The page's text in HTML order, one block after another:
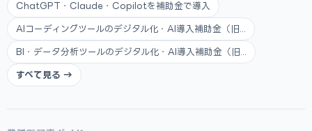
ChatGPT・Claude・Copilotを補助金で導入
AIコーディングツールのデジタル化・AI導入補助金（旧...
BI・データ分析ツールのデジタル化・AI導入補助金（旧...
すべて見る →